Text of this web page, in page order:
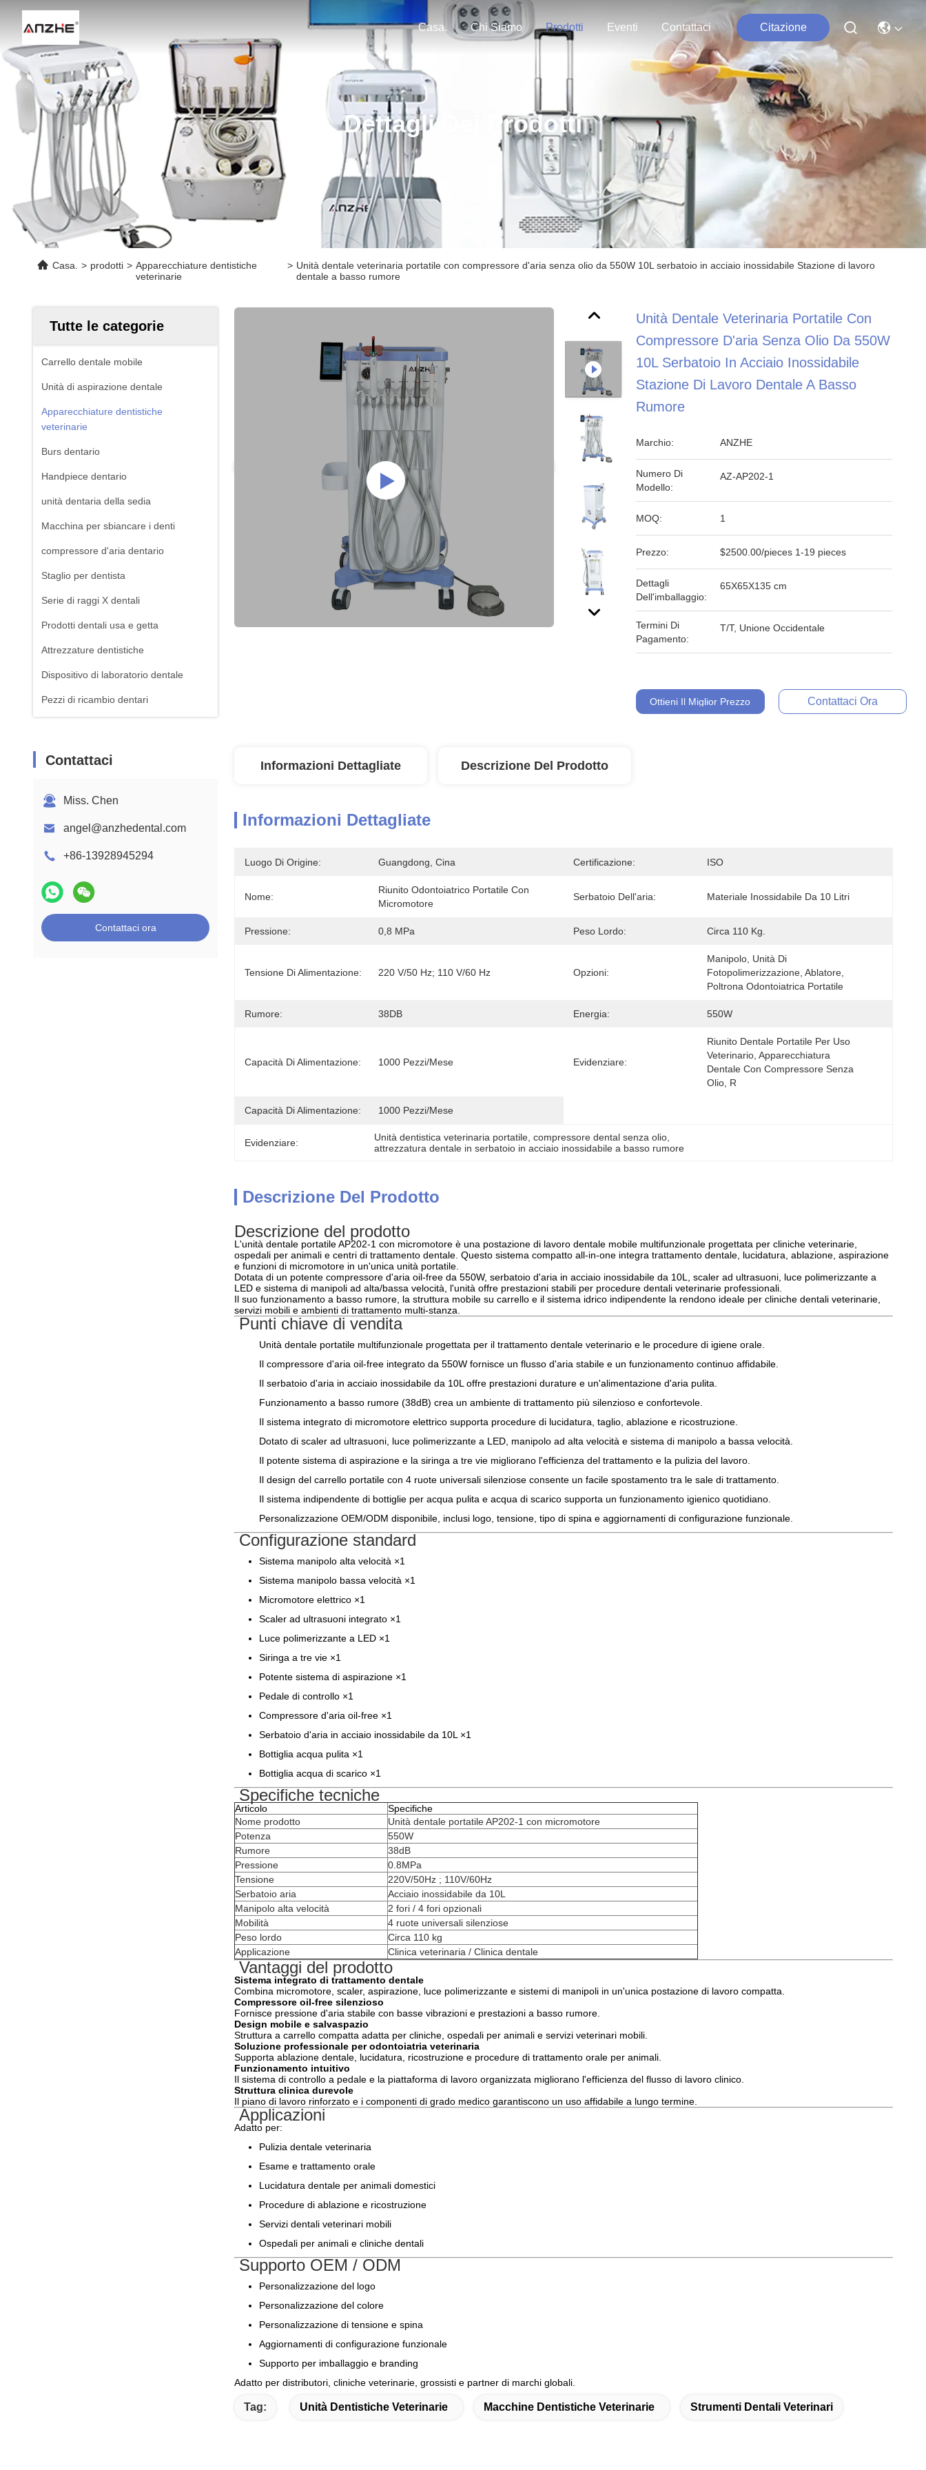
Casa. Chi Siamo Prodotti Eventi Contattaci Citazione
Dettagli Dei Prodotti
Casa. > prodotti > Apparecchiature dentistiche
veterinarie
> Unità dentale veterinaria portatile con compressore d'aria senza olio da 550W 10L serbatoio in acciaio inossidabile Stazione di lavoro
dentale a basso rumore
Tutte le categorie
Carrello dentale mobile
Unità di aspirazione dentale
Apparecchiature dentistiche
veterinarie
Burs dentario
Handpiece dentario
unità dentaria della sedia
Macchina per sbiancare i denti
compressore d'aria dentario
Staglio per dentista
Serie di raggi X dentali
Prodotti dentali usa e getta
Attrezzature dentistiche
Dispositivo di laboratorio dentale
Pezzi di ricambio dentari
Contattaci
Miss. Chen
angel@anzhedental.com
+86-13928945294
Contattaci ora
Unità Dentale Veterinaria Portatile Con
Compressore D'aria Senza Olio Da 550W
10L Serbatoio In Acciaio Inossidabile
Stazione Di Lavoro Dentale A Basso
Rumore
Marchio: ANZHE
Numero Di
Modello:
AZ-AP202-1
MOQ: 1
Prezzo: $2500.00/pieces 1-19 pieces
Dettagli
Dell'imballaggio:
65X65X135 cm
Termini Di
Pagamento:
T/T, Unione Occidentale
Ottieni Il Miglior Prezzo Contattaci Ora
Informazioni Dettagliate Descrizione Del Prodotto
Informazioni Dettagliate
Luogo Di Origine: Guangdong, Cina Certificazione: ISO
Nome:
Riunito Odontoiatrico Portatile Con
Micromotore
Serbatoio Dell'aria: Materiale Inossidabile Da 10 Litri
Pressione: 0,8 MPa Peso Lordo: Circa 110 Kg.
Tensione Di Alimentazione: 220 V/50 Hz; 110 V/60 Hz Opzioni:
Manipolo, Unità Di
Fotopolimerizzazione, Ablatore,
Poltrona Odontoiatrica Portatile
Rumore: 38DB Energia: 550W
Capacità Di Alimentazione: 1000 Pezzi/mese Evidenziare:
Riunito Dentale Portatile Per Uso
Veterinario, Apparecchiatura
Dentale Con Compressore Senza
Olio, R
Capacità Di Alimentazione: 1000 Pezzi/mese
Evidenziare: Unità dentistica veterinaria portatile , compressore dental senza olio
attrezzatura dentale in serbatoio in acciaio inossidabile a basso rumore
Descrizione Del Prodotto
Descrizione del prodotto
L'unità dentale portatile AP202-1 con micromotore è una postazione di lavoro dentale mobile multifunzionale progettata per cliniche veterinarie,
ospedali per animali e centri di trattamento dentale. Questo sistema compatto all-in-one integra trattamento dentale, lucidatura, ablazione, aspirazione
e funzioni di micromotore in un'unica unità portatile.
Dotata di un potente compressore d'aria oil-free da 550W, serbatoio d'aria in acciaio inossidabile da 10L, scaler ad ultrasuoni, luce polimerizzante a
LED e sistema di manipoli ad alta/bassa velocità, l'unità offre prestazioni stabili per procedure dentali veterinarie professionali.
Il suo funzionamento a basso rumore, la struttura mobile su carrello e il sistema idrico indipendente la rendono ideale per cliniche dentali veterinarie,
servizi mobili e ambienti di trattamento multi-stanza.
Punti chiave di vendita
Unità dentale portatile multifunzionale progettata per il trattamento dentale veterinario e le procedure di igiene orale.
Il compressore d'aria oil-free integrato da 550W fornisce un flusso d'aria stabile e un funzionamento continuo affidabile.
Il serbatoio d'aria in acciaio inossidabile da 10L offre prestazioni durature e un'alimentazione d'aria pulita.
Funzionamento a basso rumore (38dB) crea un ambiente di trattamento più silenzioso e confortevole.
Il sistema integrato di micromotore elettrico supporta procedure di lucidatura, taglio, ablazione e ricostruzione.
Dotato di scaler ad ultrasuoni, luce polimerizzante a LED, manipolo ad alta velocità e sistema di manipolo a bassa velocità.
Il potente sistema di aspirazione e la siringa a tre vie migliorano l'efficienza del trattamento e la pulizia del lavoro.
Il design del carrello portatile con 4 ruote universali silenziose consente un facile spostamento tra le sale di trattamento.
Il sistema indipendente di bottiglie per acqua pulita e acqua di scarico supporta un funzionamento igienico quotidiano.
Personalizzazione OEM/ODM disponibile, inclusi logo, tensione, tipo di spina e aggiornamenti di configurazione funzionale.
Configurazione standard
Sistema manipolo alta velocità ×1
Sistema manipolo bassa velocità ×1
Micromotore elettrico ×1
Scaler ad ultrasuoni integrato ×1
Luce polimerizzante a LED ×1
Siringa a tre vie ×1
Potente sistema di aspirazione ×1
Pedale di controllo ×1
Compressore d'aria oil-free ×1
Serbatoio d'aria in acciaio inossidabile da 10L ×1
Bottiglia acqua pulita ×1
Bottiglia acqua di scarico ×1
Specifiche tecniche
Articolo
Specifiche
Nome prodotto
Unità dentale portatile AP202-1 con micromotore
Potenza
550W
Rumore
38dB
Pressione
0.8MPa
Tensione
220V/50Hz ; 110V/60Hz
Serbatoio aria
Acciaio inossidabile da 10L
Manipolo alta velocità
2 fori / 4 fori opzionali
Mobilità
4 ruote universali silenziose
Peso lordo
Circa 110 kg
Applicazione
Clinica veterinaria / Clinica dentale
Vantaggi del prodotto
Sistema integrato di trattamento dentale
Combina micromotore, scaler, aspirazione, luce polimerizzante e sistemi di manipoli in un'unica postazione di lavoro compatta.
Compressore oil-free silenzioso
Fornisce pressione d'aria stabile con basse vibrazioni e prestazioni a basso rumore.
Design mobile e salvaspazio
Struttura a carrello compatta adatta per cliniche, ospedali per animali e servizi veterinari mobili.
Soluzione professionale per odontoiatria veterinaria
Supporta ablazione dentale, lucidatura, ricostruzione e procedure di trattamento orale per animali.
Funzionamento intuitivo
Il sistema di controllo a pedale e la piattaforma di lavoro organizzata migliorano l'efficienza del flusso di lavoro clinico.
Struttura clinica durevole
Il piano di lavoro rinforzato e i componenti di grado medico garantiscono un uso affidabile a lungo termine.
Applicazioni
Adatto per:
Pulizia dentale veterinaria
Esame e trattamento orale
Lucidatura dentale per animali domestici
Procedure di ablazione e ricostruzione
Servizi dentali veterinari mobili
Ospedali per animali e cliniche dentali
Supporto OEM / ODM
Personalizzazione del logo
Personalizzazione del colore
Personalizzazione di tensione e spina
Aggiornamenti di configurazione funzionale
Supporto per imballaggio e branding
Adatto per distributori, cliniche veterinarie, grossisti e partner di marchi globali.
Tag: Unità Dentistiche Veterinarie Macchine Dentistiche Veterinarie Strumenti Dentali Veterinari